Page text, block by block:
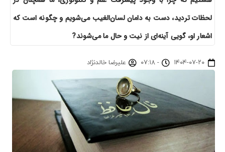
لحظات تردید، دست به دامان لسان‌الغیب می‌شویم و چگونه است که
اشعار او، گویی آینه‌ای از نیت و حال ما می‌شوند?
۱۴۰۴-۰۷-۲۰ - ۰۷:۱۸ علیرضا خالدنژاد